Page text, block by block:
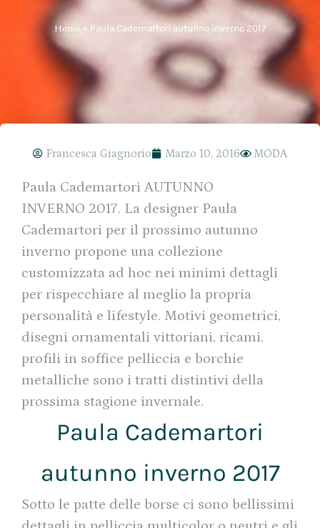
Home » Paula Cademartori autunno inverno 2017
Francesca Giagnorio Marzo 10, 2016 MODA
Paula Cademartori AUTUNNO
INVERNO 2017. La designer Paula
Cademartori per il prossimo autunno
inverno propone una collezione
customizzata ad hoc nei minimi dettagli
per rispecchiare al meglio la propria
personalità e lifestyle. Motivi geometrici,
disegni ornamentali vittoriani, ricami,
profili in soffice pelliccia e borchie
metalliche sono i tratti distintivi della
prossima stagione invernale.
Paula Cademartori
autunno inverno 2017
Sotto le patte delle borse ci sono bellissimi